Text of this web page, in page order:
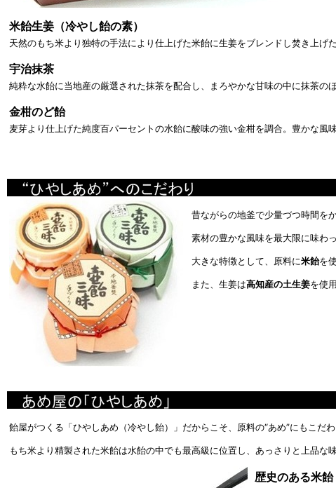
米飴生姜（冷やし飴の素）
天然のもち米より独特の手法により仕上げた米飴に生姜をブレンドし焚き上げ
宇治抹茶
純粋な水飴に当地産の厳選された抹茶を配合し、まろやかな甘味の中に抹茶の
金柑のど飴
麦芽より仕上げた純度百パーセントの水飴に酸味の強い金柑を調合。豊かな風
昔ながらの地釜で少量づつ時間を
素材の豊かな風味を最大限に味わ
大きな特徴として、原料に米飴を
また、生姜は高知産の土生姜を使
飴屋がつくる「ひやしあめ（冷やし飴）」だからこそ、原料の“あめ”にもこだ
もち米より精製された米飴は水飴の中でも最高級に位置し、あっさりと上品な
歴史のある米飴